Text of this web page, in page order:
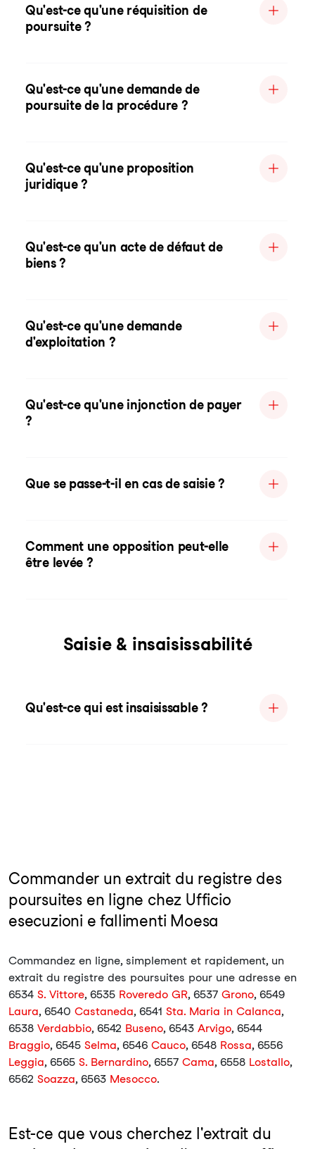
Qu'est-ce qu'une réquisition de
poursuite ?
Qu'est-ce qu'une demande de
poursuite de la procédure ?
Qu'est-ce qu'une proposition
juridique ?
Qu'est-ce qu'un acte de défaut de
biens ?
Qu'est-ce qu'une demande
d'exploitation ?
Qu'est-ce qu'une injonction de payer
?
Que se passe-t-il en cas de saisie ?
Comment une opposition peut-elle
être levée ?
Saisie & insaisissabilité
Qu'est-ce qui est insaisissable ?
Commander un extrait du registre des
poursuites en ligne chez Ufficio
esecuzioni e fallimenti Moesa
Commandez en ligne, simplement et rapidement, un
extrait du registre des poursuites pour une adresse en
6534 S. Vittore, 6535 Roveredo GR, 6537 Grono, 6549
Laura, 6540 Castaneda, 6541 Sta. Maria in Calanca,
6538 Verdabbio, 6542 Buseno, 6543 Arvigo, 6544
Braggio, 6545 Selma, 6546 Cauco, 6548 Rossa, 6556
Leggia, 6565 S. Bernardino, 6557 Cama, 6558 Lostallo,
6562 Soazza, 6563 Mesocco.
Est-ce que vous cherchez l'extrait du